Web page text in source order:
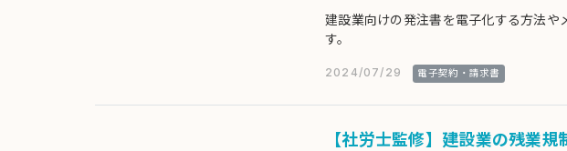
建設業向けの発注書を電子化する方法や
す。
2024/07/29 電子契約・請求書
【社労士監修】建設業の残業